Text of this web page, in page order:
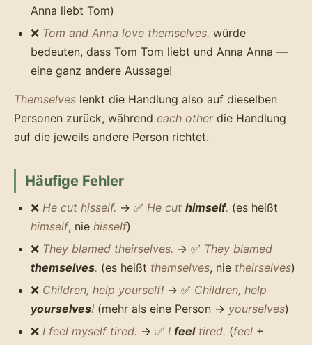
Anna liebt Tom)
❌ Tom and Anna love themselves. würde
bedeuten, dass Tom Tom liebt und Anna Anna —
eine ganz andere Aussage!
Themselves lenkt die Handlung also auf dieselben
Personen zurück, während each otherdie Handlung
auf die jeweils andere Person richtet.
Häufige Fehler
❌ He cut hisself. → ✅ He cut himself. (es heißt
himself, nie hisself)
❌ They blamed theirselves. → ✅ They blamed
themselves. (es heißt themselves, nie theirselves)
❌ Children, help yourself! → ✅ Children, help
yourselves! (mehr als eine Person → yourselves)
❌ I feel myself tired. → ✅ I feeltired. (feel +